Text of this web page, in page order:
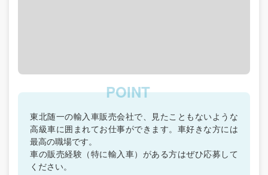
東北随一の輸入車販売会社で、見たこともないような
高級車に囲まれてお仕事ができます。車好きな方には
最高の職場です。
車の販売経験（特に輸入車）がある方はぜひ応募して
ください。